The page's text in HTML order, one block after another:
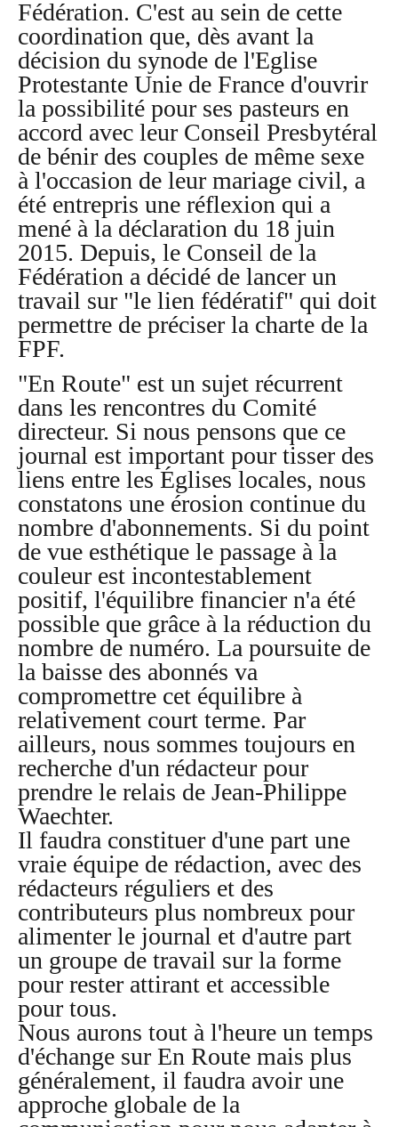
Fédération. C'est au sein de cette
coordination que, dès avant la
décision du synode de l'Eglise
Protestante Unie de France d'ouvrir
la possibilité pour ses pasteurs en
accord avec leur Conseil Presbytéral
de bénir des couples de même sexe
à l'occasion de leur mariage civil, a
été entrepris une réflexion qui a
mené à la déclaration du 18 juin
2015. Depuis, le Conseil de la
Fédération a décidé de lancer un
travail sur "le lien fédératif" qui doit
permettre de préciser la charte de la
FPF.
"En Route" est un sujet récurrent
dans les rencontres du Comité
directeur. Si nous pensons que ce
journal est important pour tisser des
liens entre les Églises locales, nous
constatons une érosion continue du
nombre d'abonnements. Si du point
de vue esthétique le passage à la
couleur est incontestablement
positif, l'équilibre financier n'a été
possible que grâce à la réduction du
nombre de numéro. La poursuite de
la baisse des abonnés va
compromettre cet équilibre à
relativement court terme. Par
ailleurs, nous sommes toujours en
recherche d'un rédacteur pour
prendre le relais de Jean-Philippe
Waechter.
Il faudra constituer d'une part une
vraie équipe de rédaction, avec des
rédacteurs réguliers et des
contributeurs plus nombreux pour
alimenter le journal et d'autre part
un groupe de travail sur la forme
pour rester attirant et accessible
pour tous.
Nous aurons tout à l'heure un temps
d'échange sur En Route mais plus
généralement, il faudra avoir une
approche globale de la